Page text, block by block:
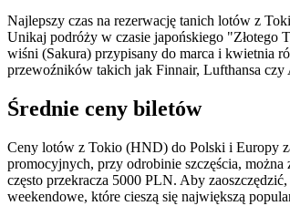
Najlepszy czas na rezerwację tanich lotów z
Unikaj podróży w czasie japońskiego "Złotego
wiśni (Sakura) przypisany do marca i kwietnia
przewoźników takich jak Finnair, Lufthansa
Średnie ceny biletów
Ceny lotów z Tokio (HND) do Polski i Europy
promocyjnych, przy odrobinie szczęścia,
często przekracza 5000 PLN. Aby
weekendowe, które cieszą się największą